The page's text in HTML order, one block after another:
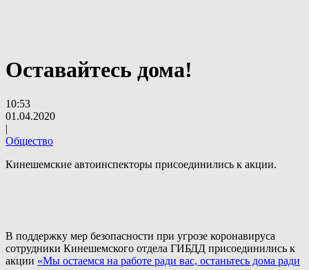
Оставайтесь дома!
10:53
01.04.2020
|
Общество
Кинешемские автоинспекторы присоединились к акции.
В поддержку мер безопасности при угрозе коронавируса
сотрудники Кинешемского отдела ГИБДД присоединились к
акции «Мы остаемся на работе ради вас, останьтесь дома ради